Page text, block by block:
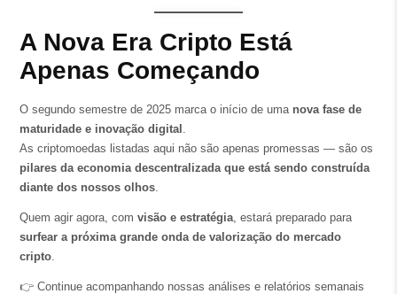
A Nova Era Cripto Está
Apenas Começando
O segundo semestre de 2025 marca o início de uma nova fase de
maturidade e inovação digital
As criptomoedas listadas aqui não são apenas promessas — são os
pilares da economia descentralizada que está sendo construída
diante dos nossos olhos.
Quem agir agora, com visão e estratégia, estará preparado para
surfear a próxima grande onda de valorização do mercado
cripto.
👉 Continue acompanhando nossas análises e relatórios semanais